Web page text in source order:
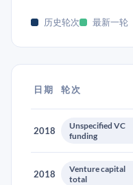
历史轮次 最新一轮
日期 轮次
2018
Unspecified VC
funding
2018
Venture capital
total